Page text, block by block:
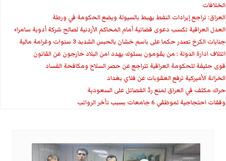
الخلافات
العراق: تراجع إيرادات النفط يهبط بالسيولة ويضع الحكومة في ورطة
العدل العراقية تكسب دعوى قضائية أمام المحاكم الأردنية لصالح شركة أدوية سامراء
جنايات الكرخ تصدر حكما على باسم خشان بالحبس الشديد 3 سنوات وغرامة مالية
ائتلاف ادارة الدولة : من يقومون بسلوك يهدد امن البلاد خارجون عن القانون
قوى حليفة للحكومة العراقية تتراجع عن حصر السلاح ومكافحة الفساد
الخزانة الأميركية ترفع العقوبات عن فلاي بغداد
حراك مكثف في العراق لمنع ردّ الفصائل على السعودية
وقفات احتجاجية لموظفي 6 جامعات بسبب تأخر الرواتب